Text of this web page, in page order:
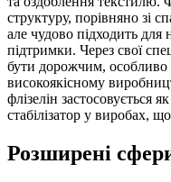
структуру, порівняно зі
але чудово підходить для
підтримки. Через свої
бути дорожчим, особливо
високоякісному
флізелін застосовується
стабілізатор у виробах,
Розширені